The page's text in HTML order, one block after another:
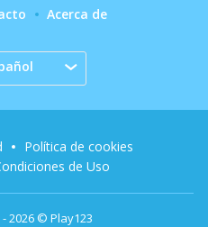
Acerca de
2026 © Play123
Política de cookies
de Uso